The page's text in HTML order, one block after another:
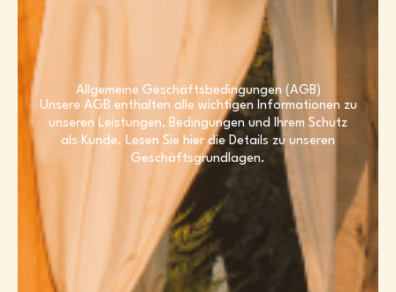
Allgemeine Geschäftsbedingungen (AGB)
Unsere AGB enthalten alle wichtigen Informationen zu
unseren Leistungen, Bedingungen und Ihrem Schutz
als Kunde. Lesen Sie hier die Details zu unseren
Geschäftsgrundlagen.